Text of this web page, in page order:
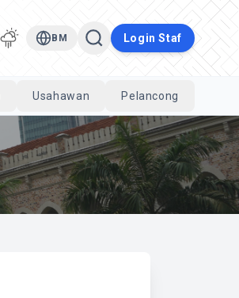
BM Login Staf
Usahawan Pelancong